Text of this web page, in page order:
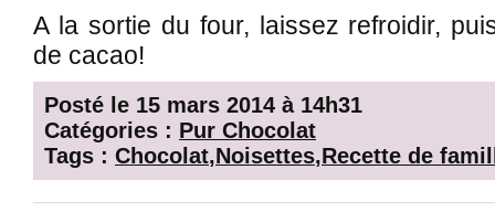
A la sortie du four, laissez refroidir,
de cacao!
Posté le 15 mars 2014 à 14h31
Catégories : Pur Chocolat
Tags : Chocolat,Noisettes,Recette de